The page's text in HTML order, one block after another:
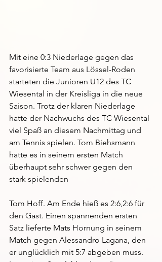
Mit eine 0:3 Niederlage gegen das
favorisierte Team aus Lössel-Roden
starteten die Junioren U12 des TC
Wiesental in der Kreisliga in die neue
Saison. Trotz der klaren Niederlage
hatte der Nachwuchs des TC Wiesental
viel Spaß an diesem Nachmittag und
am Tennis spielen. Tom Biehsmann
hatte es in seinem ersten Match
überhaupt sehr schwer gegen den
stark spielenden
Tom Hoff. Am Ende hieß es 2:6,2:6 für
den Gast. Einen spannenden ersten
Satz lieferte Mats Hornung in seinem
Match gegen Alessandro Lagana, den
er unglücklich mit 5:7 abgeben muss.